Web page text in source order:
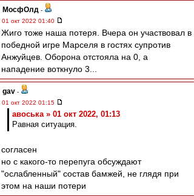
МосфОлд -
01 окт 2022 01:40
Жиго тоже наша потеря. Вчера он участвовал в
победной игре Марселя в гостях супротив
Анжуйцев. Оборона отстояла на 0, а
нападение воткнуло 3...
gav -
01 окт 2022 01:15
авоська » 01 окт 2022, 01:13
Равная ситуация.
согласен
но с какого-то перепуга обсуждают
"ослабленный" состав бамжей, не глядя при
этом на наши потери